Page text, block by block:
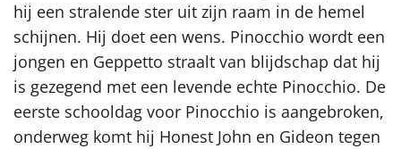
hij een stralende ster uit zijn raam in de hemel
schijnen. Hij doet een wens. Pinocchio wordt een
jongen en Geppetto straalt van blijdschap dat hij
is gezegend met een levende echte Pinocchio. De
eerste schooldag voor Pinocchio is aangebroken,
onderweg komt hij Honest John en Gideon tegen